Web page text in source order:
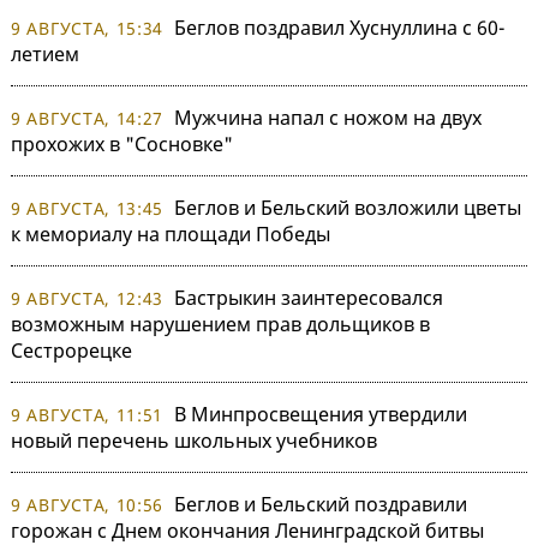
9 АВГУСТА, 15:34 Беглов поздравил Хуснуллина с 60-
летием
9 АВГУСТА, 14:27
Мужчина напал с ножом на двух
прохожих в "Сосновке"
9 АВГУСТА, 13:45
Беглов и Бельский возложили цветы
к мемориалу на площади Победы
9 АВГУСТА, 12:43
Бастрыкин заинтересовался
возможным нарушением прав дольщиков в
Сестрорецке
9 АВГУСТА, 11:51
В Минпросвещения утвердили
новый перечень школьных учебников
9 АВГУСТА, 10:56
Беглов и Бельский поздравили
горожан с Днем окончания Ленинградской битвы